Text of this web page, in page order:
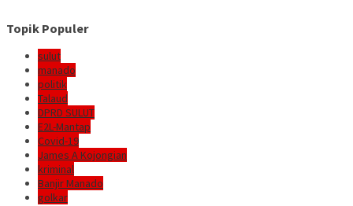
Topik Populer
sulut
manado
politik
Talaud
DPRD SULUT
E2L-Mantap
Covid-19
James A Kojongian
kriminal
Banjir Manado
golkar